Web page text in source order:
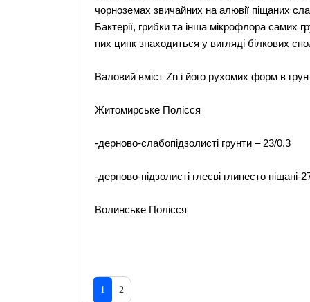
чорноземах звичайних на алювії піщаних
Бактерії, грибки та інша мікрофлора самих
них цинк знаходиться у вигляді білкових
Валовий вміст Zn і його рухомих форм в
Житомирське Полісся
-дерново-слабопідзолисті грунти – 23/0,3
-дерново-підзолисті глеєві глинесто піщані-
Волинське Полісся
1 2